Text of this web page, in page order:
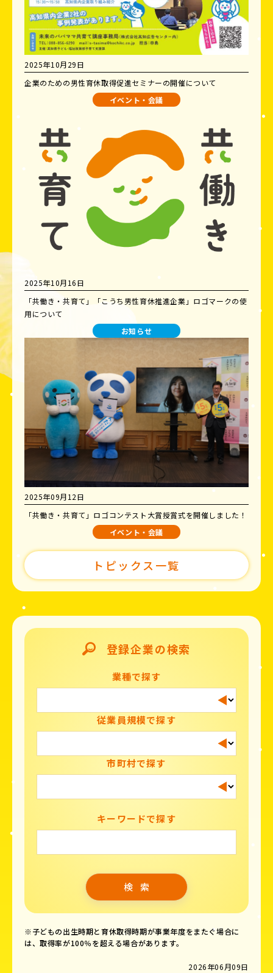
2025年10月29日
企業のための男性育休取得促進セミナーの開催について
イベント・会議
2025年10月16日
「共働き・共育て」「こうち男性育休推進企業」ロゴマークの使
用について
お知らせ
2025年09月12日
「共働き・共育て」ロゴコンテスト大賞授賞式を開催しました！
イベント・会議
トピックス一覧
登録企業の検索
業種で探す
従業員規模で探す
市町村で探す
キーワードで探す
※子どもの出生時期と育休取得時期が事業年度をまたぐ場合に
は、取得率が100％を超える場合があります。
2026年06月09日